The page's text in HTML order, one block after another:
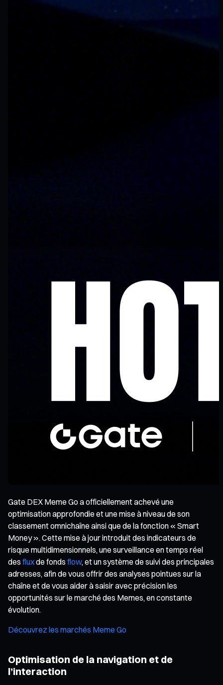
Gate DEX Meme Go a officiellement achevé une
optimisation approfondie et une mise à niveau de son
classement omnichaîne ainsi que de la fonction « Smart
Money ». Cette mise à jour introduit des indicateurs de
risque multidimensionnels, une surveillance en temps réel
des fluxde fonds flow, et un système de suivi des principales
adresses, afin de vous offrir des analyses pointues sur la
chaîne et de vous aider à saisir avec précision les
opportunités sur le marché des Memes, en constante
évolution.
Découvrez les marchés Meme Go
Optimisation de la navigation et de
l’interaction